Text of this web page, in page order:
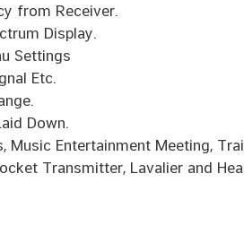
from Receiver.
Display.
Settings
Etc.
Down.
Music Entertainment Meeting,
Transmitter, Lavalier and